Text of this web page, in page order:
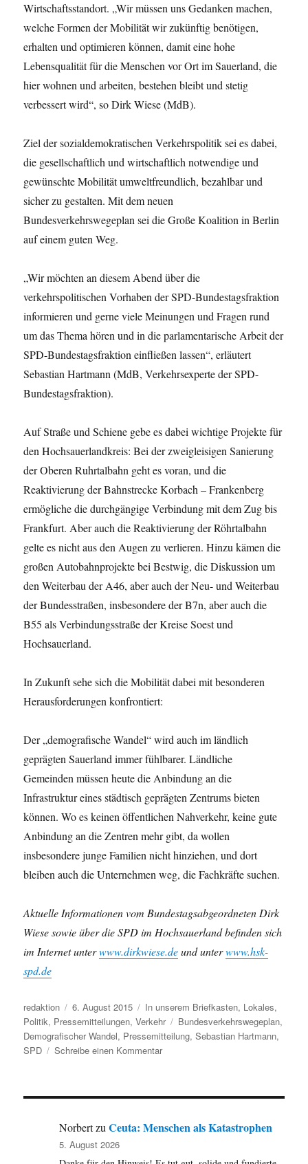
Wirtschaftsstandort. „Wir müssen uns Gedanken machen,
welche Formen der Mobilität wir zukünftig benötigen,
erhalten und optimieren können, damit eine hohe
Lebensqualität für die Menschen vor Ort im Sauerland, die
hier wohnen und arbeiten, bestehen bleibt und stetig
verbessert wird“, so Dirk Wiese (MdB).
Ziel der sozialdemokratischen Verkehrspolitik sei es dabei,
die gesellschaftlich und wirtschaftlich notwendige und
gewünschte Mobilität umweltfreundlich, bezahlbar und
sicher zu gestalten. Mit dem neuen
Bundesverkehrswegeplan sei die Große Koalition in Berlin
auf einem guten Weg.
„Wir möchten an diesem Abend über die
verkehrspolitischen Vorhaben der SPD-Bundestagsfraktion
informieren und gerne viele Meinungen und Fragen rund
um das Thema hören und in die parlamentarische Arbeit der
SPD-Bundestagsfraktion einfließen lassen“, erläutert
Sebastian Hartmann (MdB, Verkehrsexperte der SPD-
Bundestagsfraktion).
Auf Straße und Schiene gebe es dabei wichtige Projekte für
den Hochsauerlandkreis: Bei der zweigleisigen Sanierung
der Oberen Ruhrtalbahn geht es voran, und die
Reaktivierung der Bahnstrecke Korbach – Frankenberg
ermögliche die durchgängige Verbindung mit dem Zug bis
Frankfurt. Aber auch die Reaktivierung der Röhrtalbahn
gelte es nicht aus den Augen zu verlieren. Hinzu kämen die
großen Autobahnprojekte bei Bestwig, die Diskussion um
den Weiterbau der A46, aber auch der Neu- und Weiterbau
der Bundesstraßen, insbesondere der B7n, aber auch die
B55 als Verbindungsstraße der Kreise Soest und
Hochsauerland.
In Zukunft sehe sich die Mobilität dabei mit besonderen
Herausforderungen konfrontiert:
Der „demografische Wandel“ wird auch im ländlich
geprägten Sauerland immer fühlbarer. Ländliche
Gemeinden müssen heute die Anbindung an die
Infrastruktur eines städtisch geprägten Zentrums bieten
können. Wo es keinen öffentlichen Nahverkehr, keine gute
Anbindung an die Zentren mehr gibt, da wollen
insbesondere junge Familien nicht hinziehen, und dort
bleiben auch die Unternehmen weg, die Fachkräfte suchen.
Aktuelle Informationen vom Bundestagsabgeordneten Dirk
Wiese sowie über die SPD im Hochsauerland befinden sich
im Internet unterwww.dirkwiese.deund unterwww.hsk-
spd.de
Autor
redaktion
Veröffentlicht
am
6. August 2015 Kategorien
In unserem Briefkasten, Lokales,
Politik, Pressemitteilungen,Verkehr Schlagwörter
Bundesverkehrswegeplan,
Demografischer Wandel, Pressemitteilung,Sebastian Hartmann,
SPD
Schreibe einen Kommentarzu
SPD:
bringt
NorbertzuCeuta: Menschen als Katastrophen
5. August 2026